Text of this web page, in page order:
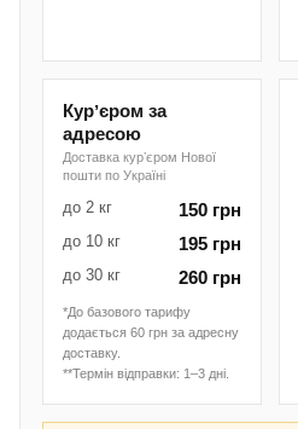
Курʼєром за
адресою
Доставка курʼєром Нової
пошти по Україні
до 2 кг 150 грн
до 10 кг 195 грн
до 30 кг 260 грн
*До базового тарифу
додається 60 грн за адресну
доставку.
**Термін відправки: 1–3 дні.